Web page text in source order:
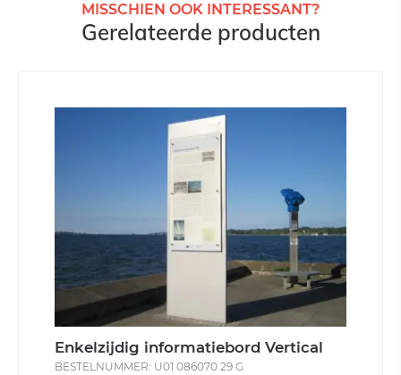
MISSCHIEN OOK INTERESSANT?
Gerelateerde producten
Enkelzijdig informatiebord Vertical
BESTELNUMMER: U01 086070 29 G